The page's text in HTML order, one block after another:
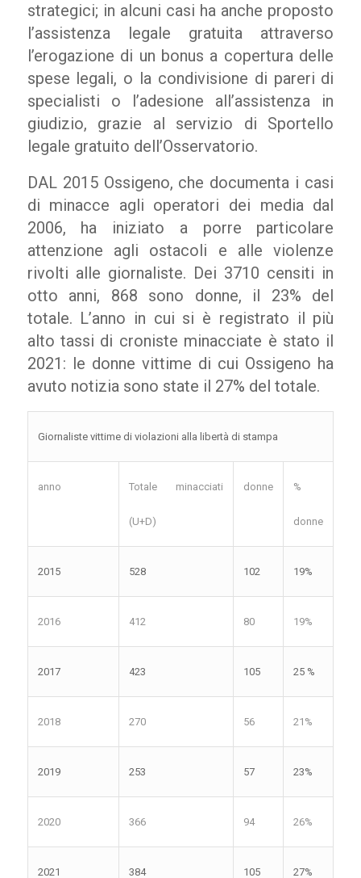
strategici; in alcuni casi ha anche proposto
l’assistenza legale gratuita attraverso
l’erogazione di un bonus a copertura delle
spese legali, o la condivisione di pareri di
specialisti o l’adesione all’assistenza in
giudizio, grazie al servizio di Sportello
legale gratuito dell’Osservatorio.
DAL 2015 Ossigeno, che documenta i casi
di minacce agli operatori dei media dal
2006, ha iniziato a porre particolare
attenzione agli ostacoli e alle violenze
rivolti alle giornaliste. Dei 3710 censiti in
otto anni, 868 sono donne, il 23% del
totale. L’anno in cui si è registrato il più
alto tassi di croniste minacciate è stato il
2021: le donne vittime di cui Ossigeno ha
avuto notizia sono state il 27% del totale.
Giornaliste vittime di violazioni alla libertà di stampa
anno Totale minacciati
(U+D)
donne %
donne
2015 528 102 19%
2016 412 80 19%
2017 423 105 25 %
2018 270 56 21%
2019 253 57 23%
2020 366 94 26%
2021 384 105 27%